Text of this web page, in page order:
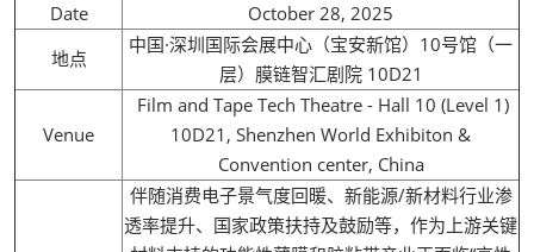
Date
October 28, 2025
地点
中国·深圳国际会展中心（宝安新馆）10号馆（一
层）膜链智汇剧院 10D21
Venue
Film and Tape Tech Theatre - Hall 10 (Level 1)
10D21, Shenzhen World Exhibiton &
Convention center, China
伴随消费电子景气度回暖、新能源/新材料行业渗
透率提升、国家政策扶持及鼓励等，作为上游关键